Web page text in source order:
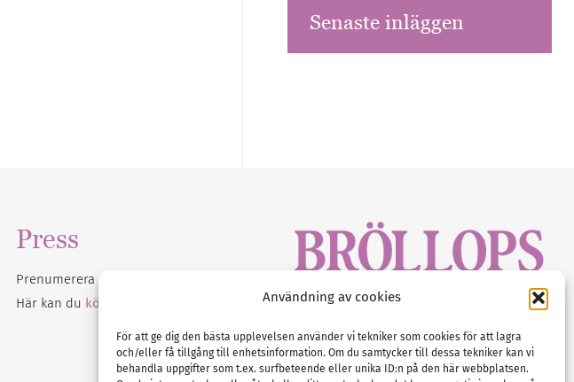
Användning av cookies
För att ge dig den bästa upplevelsen använder vi tekniker som cookies för att lagra
och/eller få tillgång till enhetsinformation. Om du samtycker till dessa tekniker kan vi
behandla uppgifter som t.ex. surfbeteende eller unika ID:n på den här webbplatsen.
Senaste inläggen
Press
Prenumerera på vårt
Här kan du köpa Bröllopsmagasinet
Tel :0522-68 11 90
E-post:info@nordicbridalmedia.com